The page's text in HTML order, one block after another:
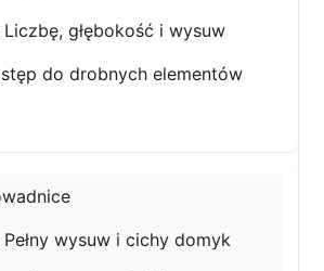
Liczbę, głębokość i wysuw
do drobnych elementów
Pełny wysuw i cichy domyk